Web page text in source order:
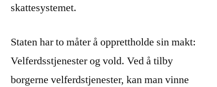
skattesystemet.
Staten har to måter å opprettholde sin makt:
Velferdsstjenester og vold. Ved å tilby
borgerne velferdstjenester, kan man vinne